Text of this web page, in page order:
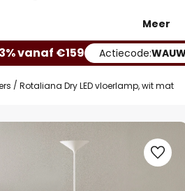
Meer
vanaf €159 Actiecode:
Rotaliana Dry LED vloerlamp, wit mat